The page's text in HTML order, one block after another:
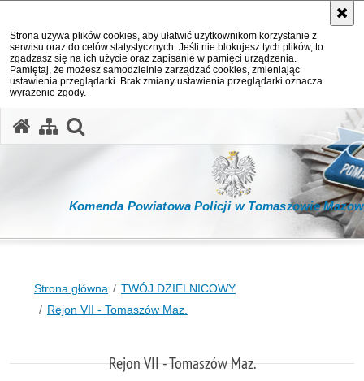
Strona używa plików cookies, aby ułatwić użytkownikom korzystanie z
serwisu oraz do celów statystycznych. Jeśli nie blokujesz tych plików, to
zgadzasz się na ich użycie oraz zapisanie w pamięci urządzenia.
Pamiętaj, że możesz samodzielnie zarządzać cookies, zmieniając
ustawienia przeglądarki. Brak zmiany ustawienia przeglądarki oznacza
wyrażenie zgody.
Komenda Powiatowa Policji w Tomaszowie
Strona główna
TWÓJ DZIELNICOWY
Rejon VII - Tomaszów Maz.
Rejon VII - Tomaszów Maz.